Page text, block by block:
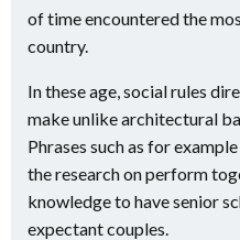
of time encountered the
country.
In these age, social rules
make unlike architectural
Phrases such as for
the research on perform
knowledge to have senior
expectant couples.